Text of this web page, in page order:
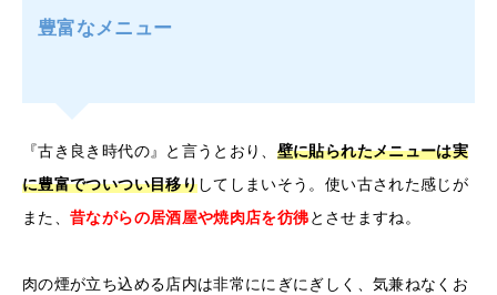
豊富なメニュー
『古き良き時代の』と言うとおり、 壁に貼られたメニューは実
に豊富でついつい目移りしてしまいそう。使い古された感じが
また、昔ながらの居酒屋や焼肉店を彷彿とさせますね。
肉の煙が立ち込める店内は非常ににぎにぎしく、気兼ねなくお